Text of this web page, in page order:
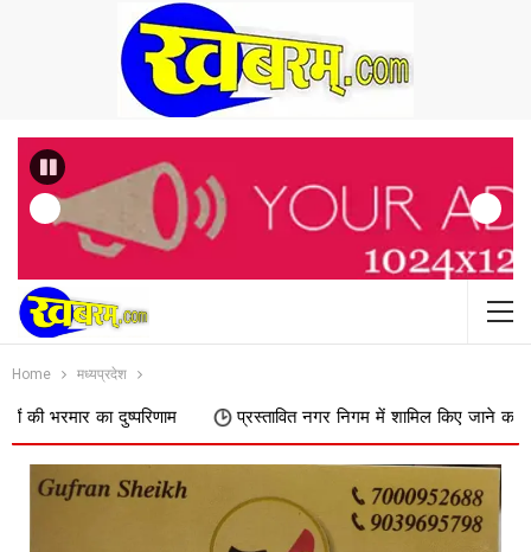
Previous
Home मध्यप्रदेश
दुष्परिणाम प्रस्तावित नगर निगम में शामिल किए जाने का फिर विरोध,